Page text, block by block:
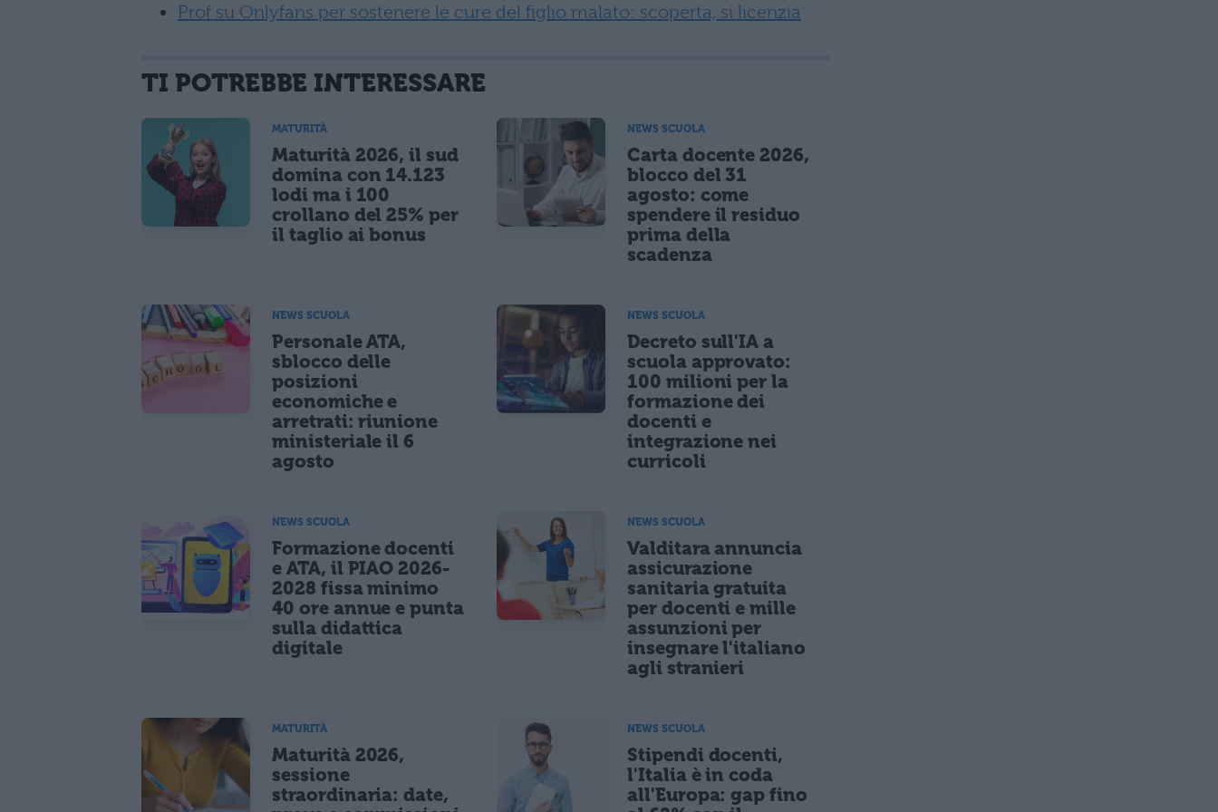
Prof su Onlyfans per sostenere le cure del figlio malato: scoperta, si licenzia
TI POTREBBE INTERESSARE
MATURITÀ
Maturità 2026, il sud
domina con 14.123
lodi ma i 100
crollano del 25% per
il taglio ai bonus
NEWS SCUOLA
Carta docente 2026,
blocco del 31
agosto: come
spendere il residuo
prima della
scadenza
NEWS SCUOLA
Personale ATA,
sblocco delle
posizioni
economiche e
arretrati: riunione
ministeriale il 6
agosto
NEWS SCUOLA
Decreto sull'IA a
scuola approvato:
100 milioni per la
formazione dei
docenti e
integrazione nei
curricoli
NEWS SCUOLA
Formazione docenti
e ATA, il PIAO 2026-
2028 fissa minimo
40 ore annue e punta
sulla didattica
digitale
NEWS SCUOLA
Valditara annuncia
assicurazione
sanitaria gratuita
per docenti e mille
assunzioni per
insegnare l'italiano
agli stranieri
MATURITÀ
Maturità 2026,
sessione
straordinaria: date,
NEWS SCUOLA
Stipendi docenti,
l'Italia è in coda
all'Europa: gap fino